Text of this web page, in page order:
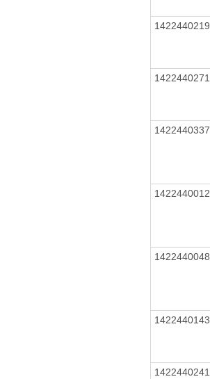
1422440219
1422440271
1422440337
1422440012
1422440048
1422440143
1422440241